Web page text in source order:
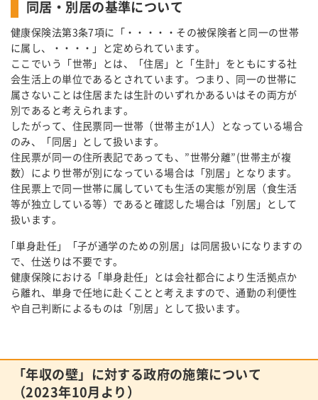
同居・別居の基準について
健康保険法第3条7項に「・・・・・その被保険者と同一の世帯
に属し、・・・・」と定められています。
ここでいう「世帯」とは、「住居」と「生計」をともにする社
会生活上の単位であるとされています。つまり、同一の世帯に
属さないことは住居または生計のいずれかあるいはその両方が
別であると考えられます。
したがって、住民票同一世帯（世帯主が1人）となっている場合
のみ、「同居」として扱います。
住民票が同一の住所表記であっても、”世帯分離”(世帯主が複
数）により世帯が別になっている場合は「別居」となります。
住民票上で同一世帯に属していても生活の実態が別居（食生活
等が独立している等）であると確認した場合は「別居」として
扱います。
｢単身赴任」「子が通学のための別居」は同居扱いになりますの
で、仕送りは不要です。
健康保険における「単身赴任」とは会社都合により生活拠点か
ら離れ、単身で任地に赴くことと考えますので、通勤の利便性
や自己判断によるものは「別居」として扱います。
「年収の壁」に対する政府の施策について
（2023年10月より）